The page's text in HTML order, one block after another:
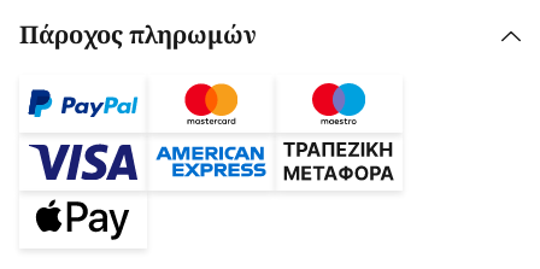
Πάροχος πληρωμών